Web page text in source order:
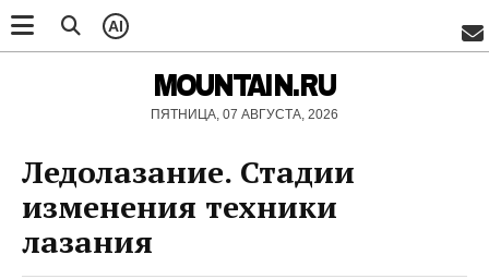
AI
MOUNTAIN.RU
ПЯТНИЦА, 07 АВГУСТА, 2026
Ледолазание. Стадии
изменения техники
лазания